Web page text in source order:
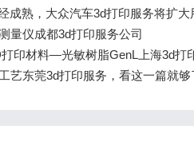
成熟，大众汽车3d打印服务将扩大
量仪成都3d打印服务公司
印材料—光敏树脂GenL上海3d打
艺东莞3d打印服务，看这一篇就够